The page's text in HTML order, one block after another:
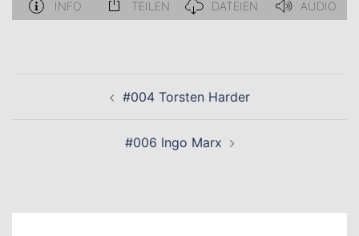
#004 Torsten Harder
#006 Ingo Marx